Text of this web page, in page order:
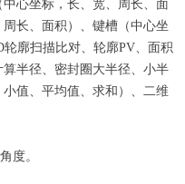
心坐标，长、宽、周长、面
长、面积）、键槽（中心坐
廓扫描比对、轮廓PV、面积
半径、密封圈大半径、小半
值、平均值、求和）、二维
度。